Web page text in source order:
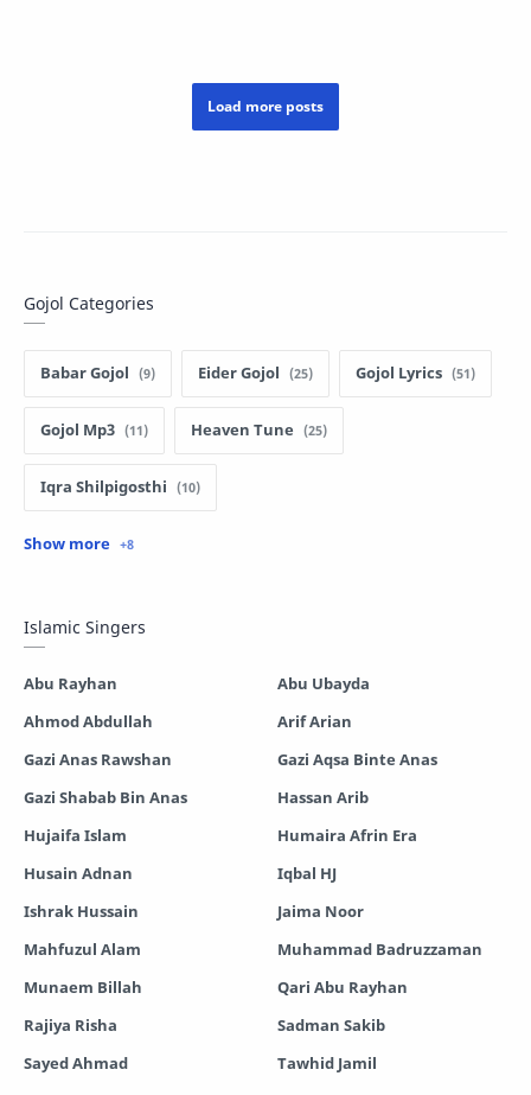
Gojol Categories
Babar Gojol Eider Gojol Gojol Lyrics
Gojol Mp3 Heaven Tune
Iqra Shilpigosthi
Islamic Story
Saimum-Shilpigosthi Shopnoshiri
Islamic Singers
Abu Rayhan
Abu Ubayda
Ahmod Abdullah
Arif Arian
Gazi Anas Rawshan
Gazi Aqsa Binte Anas
Gazi Shabab Bin Anas
Hassan Arib
Hujaifa Islam
Humaira Afrin Era
Husain Adnan
Iqbal HJ
Ishrak Hussain
Jaima Noor
Mahfuzul Alam
Muhammad Badruzzaman
Munaem Billah
Qari Abu Rayhan
Rajiya Risha
Sadman Sakib
Sayed Ahmad
Tawhid Jamil